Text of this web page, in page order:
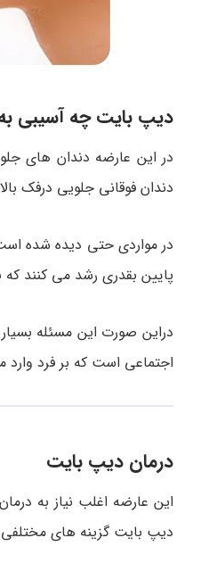
دیپ بایت چه آسیبی
در این عارضه دندان های
دندان فوقانی جلویی درفک
در مواردی حتی دیده شده
پایین بقدری رشد می کنند
دراین صورت این مسئله
اجتماعی است که بر فرد
درمان دیپ بایت
این عارضه اغلب نیاز به
دیپ بایت گزینه های